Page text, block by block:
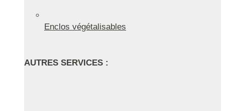
Enclos végétalisables
AUTRES SERVICES :